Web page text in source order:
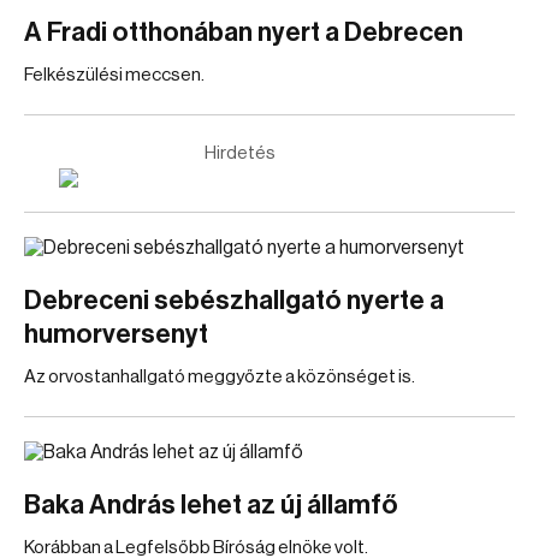
A Fradi otthonában nyert a Debrecen
Felkészülési meccsen.
Hirdetés
Debreceni sebészhallgató nyerte a
humorversenyt
Az orvostanhallgató meggyőzte a közönséget is.
Baka András lehet az új államfő
Korábban a Legfelsőbb Bíróság elnöke volt.